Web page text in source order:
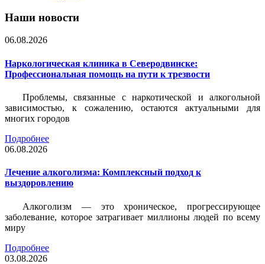
Наши новости
06.08.2026
Наркологическая клиника в Северодвинске:
Профессиональная помощь на пути к трезвости
Проблемы, связанные с наркотической и алкогольной
зависимостью, к сожалению, остаются актуальными для
многих городов
Подробнее
06.08.2026
Лечение алкоголизма: Комплексный подход к
выздоровлению
Алкоголизм — это хроническое, прогрессирующее
заболевание, которое затрагивает миллионы людей по всему
миру
Подробнее
03.08.2026